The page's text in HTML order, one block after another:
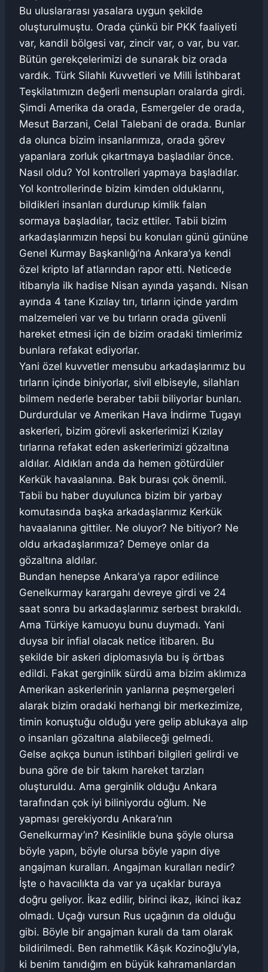
Bu uluslararası yasalara uygun şekilde
oluşturulmuştu. Orada çünkü bir PKK faaliyeti
var, kandil bölgesi var, zincir var, o var, bu var.
Bütün gerekçelerimizi de sunarak biz orada
vardık. Türk Silahlı Kuvvetleri ve Milli İstihbarat
Teşkilatımızın değerli mensupları oralarda girdi.
Şimdi Amerika da orada, Esmergeler de orada,
Mesut Barzani, Celal Talebani de orada. Bunlar
da olunca bizim insanlarımıza, orada görev
yapanlara zorluk çıkartmaya başladılar önce.
Nasıl oldu? Yol kontrolleri yapmaya başladılar.
Yol kontrollerinde bizim kimden olduklarını,
bildikleri insanları durdurup kimlik falan
sormaya başladılar, taciz ettiler. Tabii bizim
arkadaşlarımızın hepsi bu konuları günü gününe
Genel Kurmay Başkanlığı’na Ankara’ya kendi
özel kripto laf atlarından rapor etti. Neticede
itibarıyla ilk hadise Nisan ayında yaşandı. Nisan
ayında 4 tane Kızılay tırı, tırların içinde yardım
malzemeleri var ve bu tırların orada güvenli
hareket etmesi için de bizim oradaki timlerimiz
bunlara refakat ediyorlar.
Yani özel kuvvetler mensubu arkadaşlarımız bu
tırların içinde biniyorlar, sivil elbiseyle, silahları
bilmem nederle beraber tabii biliyorlar bunları.
Durdurdular ve Amerikan Hava İndirme Tugayı
askerleri, bizim görevli askerlerimizi Kızılay
tırlarına refakat eden askerlerimizi gözaltına
aldılar. Aldıkları anda da hemen götürdüler
Kerkük havaalanına. Bak burası çok önemli.
Tabii bu haber duyulunca bizim bir yarbay
komutasında başka arkadaşlarımız Kerkük
havaalanına gittiler. Ne oluyor? Ne bitiyor? Ne
oldu arkadaşlarımıza? Demeye onlar da
gözaltına aldılar.
Bundan henepse Ankara’ya rapor edilince
Genelkurmay karargahı devreye girdi ve 24
saat sonra bu arkadaşlarımız serbest bırakıldı.
Ama Türkiye kamuoyu bunu duymadı. Yani
duysa bir infial olacak netice itibaren. Bu
şekilde bir askeri diplomasıyla bu iş örtbas
edildi. Fakat gerginlik sürdü ama bizim aklımıza
Amerikan askerlerinin yanlarına peşmergeleri
alarak bizim oradaki herhangi bir merkezimize,
timin konuştuğu olduğu yere gelip ablukaya alıp
o insanları gözaltına alabileceği gelmedi.
Gelse açıkça bunun istihbari bilgileri gelirdi ve
buna göre de bir takım hareket tarzları
oluşturuldu. Ama gerginlik olduğu Ankara
tarafından çok iyi biliniyordu oğlum. Ne
yapması gerekiyordu Ankara’nın
Genelkurmay’ın? Kesinlikle buna şöyle olursa
böyle yapın, böyle olursa böyle yapın diye
angajman kuralları. Angajman kuralları nedir?
İşte o havacılıkta da var ya uçaklar buraya
doğru geliyor. İkaz edilir, birinci ikaz, ikinci ikaz
olmadı. Uçağı vursun Rus uçağının da olduğu
gibi. Böyle bir angajman kuralı da tam olarak
bildirilmedi. Ben rahmetlik Kâşık Kozinoğlu’yla,
ki benim tanıdığım en büyük kahramanlardan